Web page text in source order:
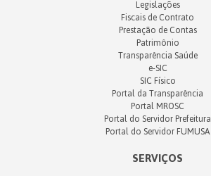
Legislações
Fiscais de Contrato
Prestação de Contas
Patrimônio
Transparência Saúde
e-SIC
SIC Físico
Portal da Transparência
Portal MROSC
Portal do Servidor Prefeitura
Portal do Servidor FUMUSA
SERVIÇOS